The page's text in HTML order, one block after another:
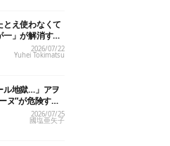
とえ使わなくて
一」が解消する
2026/07/22
Yuhei Tokimatsu
ル地獄…」アヲ
ヌ”が危険すぎ
でビールが止
2026/07/25
國塩亜矢子